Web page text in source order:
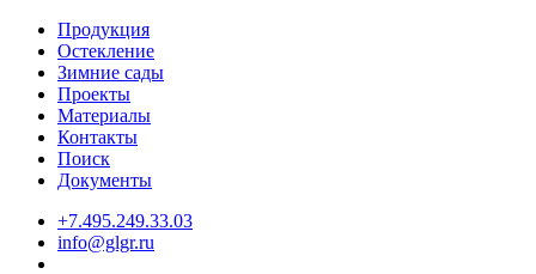
Продукция
Остекление
Зимние сады
Проекты
Материалы
Контакты
Поиск
Документы
+7.495.249.33.03
info@glgr.ru